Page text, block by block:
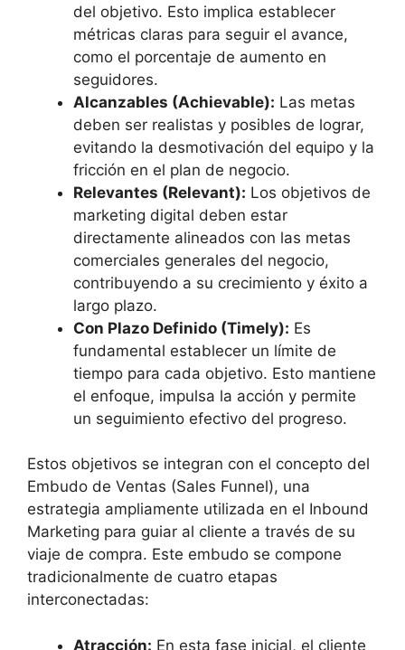
del objetivo. Esto implica establecer
métricas claras para seguir el avance,
como el porcentaje de aumento en
seguidores.
Alcanzables (Achievable): Las metas
deben ser realistas y posibles de lograr,
evitando la desmotivación del equipo y la
fricción en el plan de negocio.
Relevantes (Relevant): Los objetivos de
marketing digital deben estar
directamente alineados con las metas
comerciales generales del negocio,
contribuyendo a su crecimiento y éxito a
largo plazo.
Con Plazo Definido (Timely): Es
fundamental establecer un límite de
tiempo para cada objetivo. Esto mantiene
el enfoque, impulsa la acción y permite
un seguimiento efectivo del progreso.
Estos objetivos se integran con el concepto del
Embudo de Ventas (Sales Funnel), una
estrategia ampliamente utilizada en el Inbound
Marketing para guiar al cliente a través de su
viaje de compra. Este embudo se compone
tradicionalmente de cuatro etapas
interconectadas:
Atracción: En esta fase inicial, el cliente